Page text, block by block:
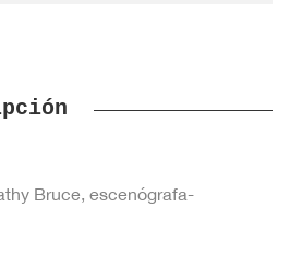
Bruce, escenógrafa-